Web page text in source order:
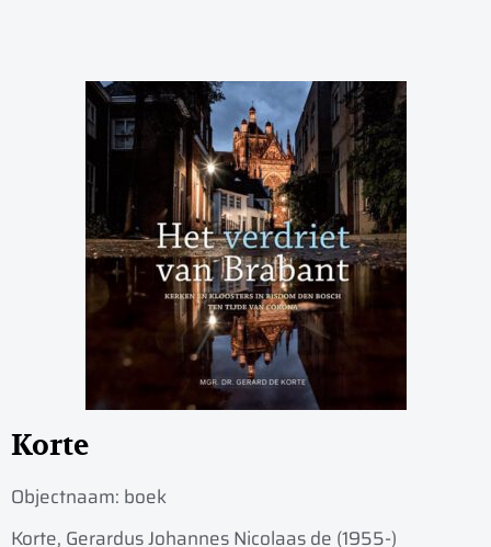
Korte
Objectnaam: boek
Korte, Gerardus Johannes Nicolaas de (1955-)